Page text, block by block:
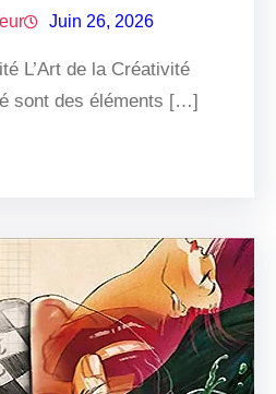
Juin 26, 2026
L’Art de la Créativité
sont des éléments […]